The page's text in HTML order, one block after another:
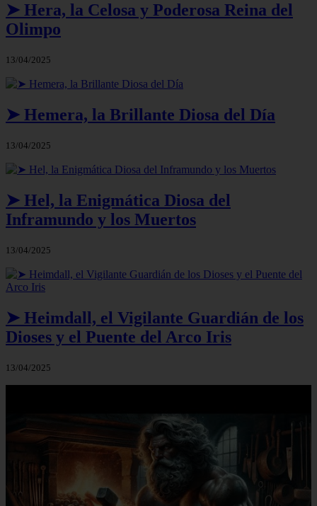
➤ Hera, la Celosa y Poderosa Reina del
Olimpo
13/04/2025
➤ Hemera, la Brillante Diosa del Día
13/04/2025
➤ Hel, la Enigmática Diosa del
Inframundo y los Muertos
13/04/2025
➤ Heimdall, el Vigilante Guardián de los
Dioses y el Puente del Arco Iris
13/04/2025